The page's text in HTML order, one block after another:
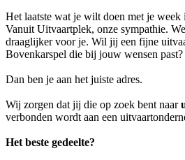
Het laatste wat je wilt doen met je week
Vanuit Uitvaartplek, onze sympathie.
draaglijker voor je. Wil jij een fijne
Bovenkarspel die bij jouw wensen past?
Dan ben je aan het juiste adres.
Wij zorgen dat jij die op zoek bent naar
verbonden wordt aan een
Het beste gedeelte?